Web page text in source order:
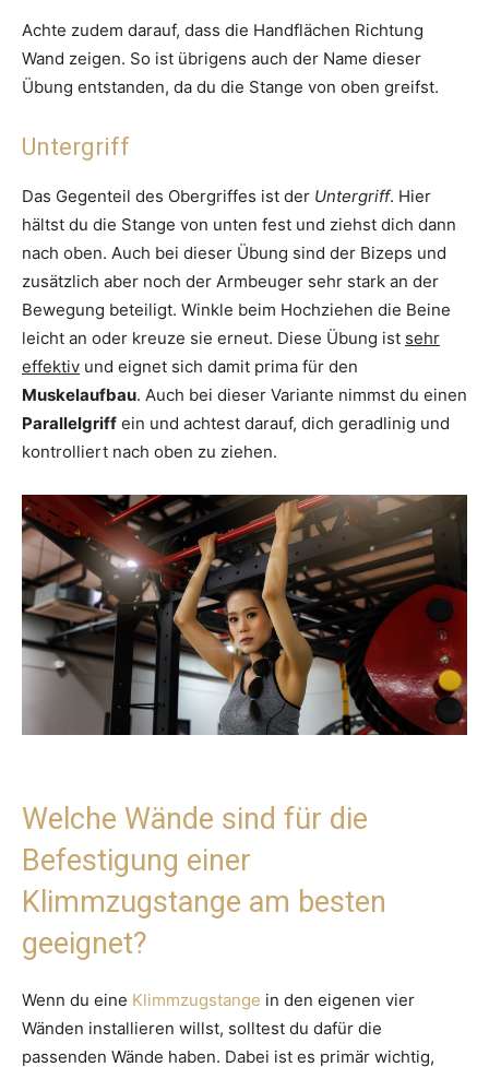
Achte zudem darauf, dass die Handflächen Richtung
Wand zeigen. So ist übrigens auch der Name dieser
Übung entstanden, da du die Stange von oben greifst.
Untergriff
Das Gegenteil des Obergriffes ist der Untergriff. Hier
hältst du die Stange von unten fest und ziehst dich dann
nach oben. Auch bei dieser Übung sind der Bizeps und
zusätzlich aber noch der Armbeuger sehr stark an der
Bewegung beteiligt. Winkle beim Hochziehen die Beine
leicht an oder kreuze sie erneut. Diese Übung ist sehr
effektiv und eignet sich damit prima für den
Muskelaufbau. Auch bei dieser Variante nimmst du einen
Parallelgriff ein und achtest darauf, dich geradlinig und
kontrolliert nach oben zu ziehen.
Welche Wände sind für die
Befestigung einer
Klimmzugstange am besten
geeignet?
Wenn du eine Klimmzugstange in den eigenen vier
Wänden installieren willst, solltest du dafür die
passenden Wände haben. Dabei ist es primär wichtig,